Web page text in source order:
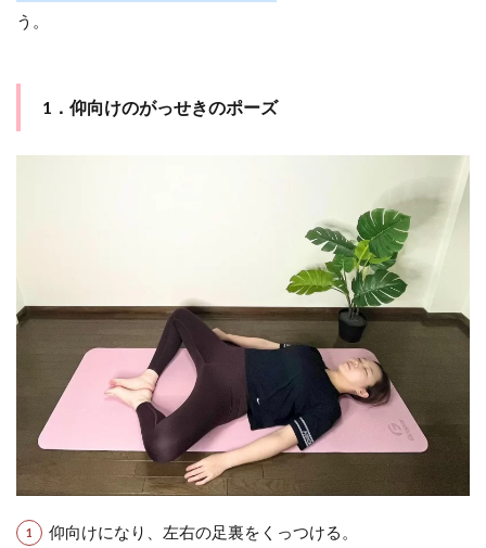
う。
1．仰向けのがっせきのポーズ
仰向けになり、左右の足裏をくっつける。